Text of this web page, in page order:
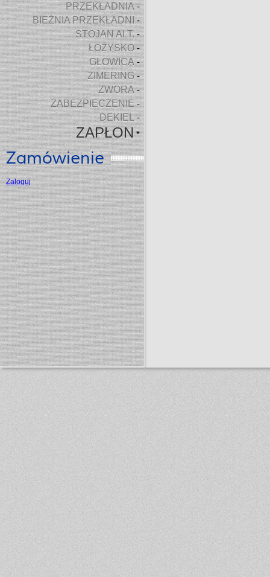
PRZEKŁADNIA-
BIEŻNIA PRZEKŁADNI-
STOJAN ALT.-
ŁOŻYSKO-
GŁOWICA-
ZIMERING-
ZWORA-
ZABEZPIECZENIE-
DEKIEL-
ZAPŁON*
Zamówienie
Zaloguj